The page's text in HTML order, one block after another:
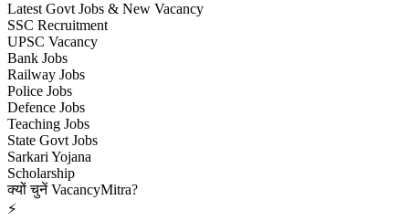
Latest Govt Jobs & New Vacancy
SSC Recruitment
UPSC Vacancy
Bank Jobs
Railway Jobs
Police Jobs
Defence Jobs
Teaching Jobs
State Govt Jobs
Sarkari Yojana
Scholarship
क्यों चुनें VacancyMitra?
⚡